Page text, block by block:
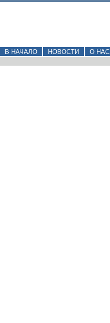
В НАЧАЛО НОВОСТИ О НАС